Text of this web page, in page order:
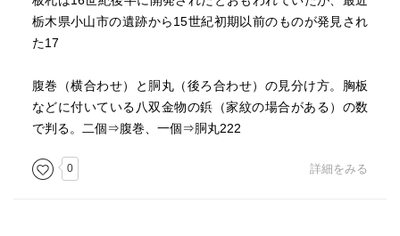
栃木県小山市の遺跡から15世紀初期以前のものが発見され
た17
腹巻（横合わせ）と胴丸（後ろ合わせ）の見分け方。胸板
などに付いている八双金物の鋲（家紋の場合がある）の数
で判る。二個⇒腹巻、一個⇒胴丸222
0 詳細をみる